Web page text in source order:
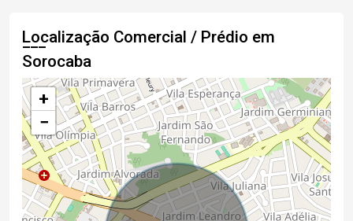
Localização Comercial / Prédio em
Sorocaba
+
−